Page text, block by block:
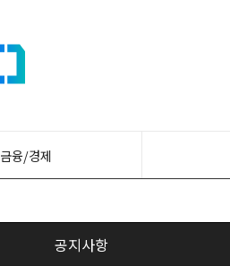
금융/경제
공지사항